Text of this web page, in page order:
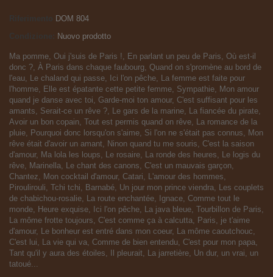
Riferimento
DOM 804
Nuovo prodotto
Ma pomme, Oui j'suis de Paris !, En parlant un peu de Paris, Où est-il
donc ?, À Paris dans chaque faubourg, Quand on s'promène au bord de
l'eau, Le chaland qui passe, Ici l'on pêche, La femme est faite pour
l'homme, Elle est épatante cette petite femme, Sympathie, Mon amour
quand je danse avec toi, Garde-moi ton amour, C'est suffisant pour les
amants, Serait-ce un rêve ?, Le gars de la marine, La fiancée du pirate,
Avoir un bon copain, Tout est permis quand on rêve, La romance de la
pluie, Pourquoi donc lorsqu'on s'aime, Si l'on ne s'était pas connus, Mon
rêve était d'avoir un amant, Ninon quand tu me souris, C'est la saison
d'amour, Ma lola les loups, Le rosaire, La ronde des heures, Le logis du
rêve, Marinella, Le chant des canons, C'est un mauvais garçon,
Chantez, Mon cocktail d'amour, Catari, L'amour des hommes,
Piroulirouli, Tchi tchi, Barnabé, Un jour mon prince viendra, Les couplets
de chabichou-rosalie, La route enchantée, Ignace, Comme tout le
monde, Heure exquise, Ici l'on pêche, La java bleue, Tourbillon de Paris,
La môme frotte toujours, C'est comme ça à calcutta, Paris, je t'aime
d'amour, Le bonheur est entré dans mon coeur, La môme caoutchouc,
C'est lui, La vie qui va, Comme de bien entendu, C'est pour mon papa,
Tant qu'il y aura des étoiles, Il pleurait, La jarretière, Un dur, un vrai, un
tatoué...